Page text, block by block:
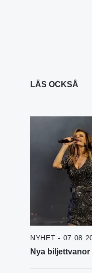
LÄS OCKSÅ
NYHET -
Nya